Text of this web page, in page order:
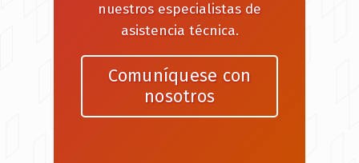
nuestros especialistas de
asistencia técnica.
Comuníquese con
nosotros